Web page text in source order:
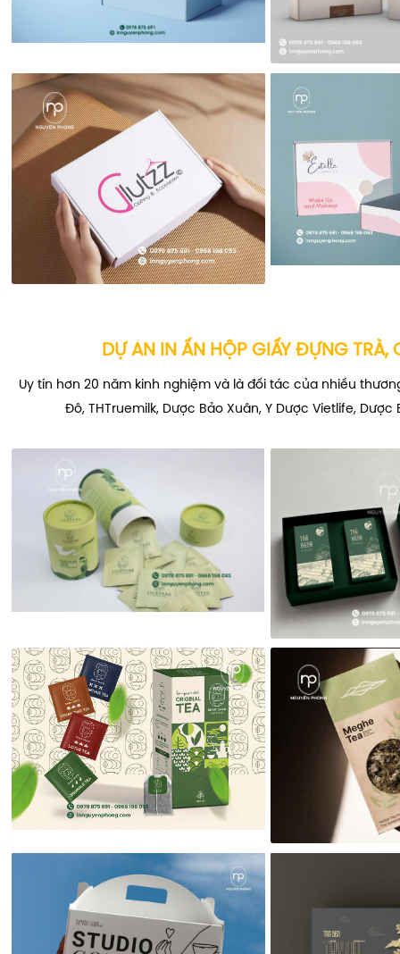
DỰ ÁN IN ẤN HỘP GIẤY ĐỰNG TRÀ,
Uy tín hơn 20 năm kinh nghiệm và là đối tác của nhiều
Đô, THTruemilk, Dược Bảo Xuân, Y Dược Vietlife, Dược